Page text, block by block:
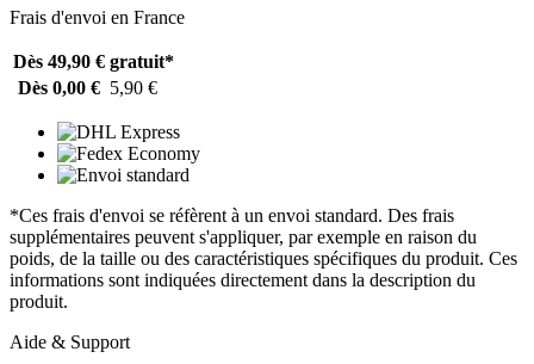
Frais d'envoi en France
Dès 49,90 € gratuit*
Dès 0,00 € 5,90 €
*Ces frais d'envoi se réfèrent à un envoi standard. Des frais
supplémentaires peuvent s'appliquer, par exemple en raison du
poids, de la taille ou des caractéristiques spécifiques du produit. Ces
informations sont indiquées directement dans la description du
produit.
Aide & Support